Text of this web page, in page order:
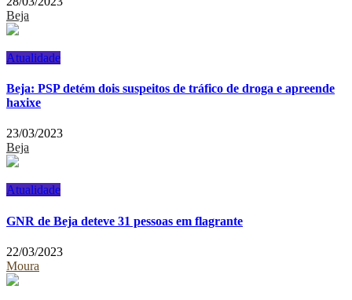
Beja
Atualidade
Beja: PSP detém dois suspeitos de tráfico de droga e apreende
haxixe
23/03/2023
Beja
Atualidade
GNR de Beja deteve 31 pessoas em flagrante
22/03/2023
Moura